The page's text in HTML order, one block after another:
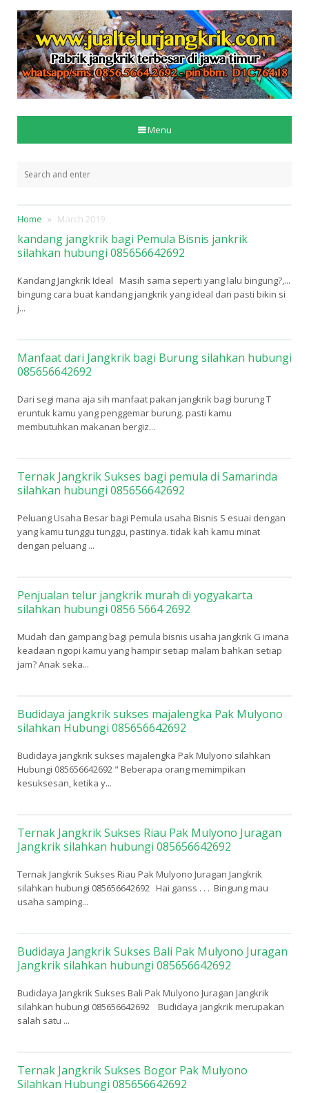
Menu
Home March 2019
kandang jangkrik bagi Pemula Bisnis jankrik
silahkan hubungi 085656642692
Kandang Jangkrik Ideal Masih sama seperti yang lalu bingung?,...
bingung cara buat kandang jangkrik yang ideal dan pasti bikin si
j...
Manfaat dari Jangkrik bagi Burung silahkan hubungi
085656642692
Dari segi mana aja sih manfaat pakan jangkrik bagi burung T
eruntuk kamu yang penggemar burung. pasti kamu
membutuhkan makanan bergiz...
Ternak Jangkrik Sukses bagi pemula di Samarinda
silahkan hubungi 085656642692
Peluang Usaha Besar bagi Pemula usaha Bisnis S esuai dengan
yang kamu tunggu tunggu, pastinya. tidak kah kamu minat
dengan peluang ...
Penjualan telur jangkrik murah di yogyakarta
silahkan hubungi 0856 5664 2692
Mudah dan gampang bagi pemula bisnis usaha jangkrik G imana
keadaan ngopi kamu yang hampir setiap malam bahkan setiap
jam? Anak seka...
Budidaya jangkrik sukses majalengka Pak Mulyono
silahkan Hubungi 085656642692
Budidaya jangkrik sukses majalengka Pak Mulyono silahkan
Hubungi 085656642692 " Beberapa orang memimpikan
kesuksesan, ketika y...
Ternak Jangkrik Sukses Riau Pak Mulyono Juragan
Jangkrik silahkan hubungi 085656642692
Ternak Jangkrik Sukses Riau Pak Mulyono Juragan Jangkrik
silahkan hubungi 085656642692 Hai ganss . . . Bingung mau
usaha samping...
Budidaya Jangkrik Sukses Bali Pak Mulyono Juragan
Jangkrik silahkan hubungi 085656642692
Budidaya Jangkrik Sukses Bali Pak Mulyono Juragan Jangkrik
silahkan hubungi 085656642692 Budidaya jangkrik merupakan
salah satu ...
Ternak Jangkrik Sukses Bogor Pak Mulyono
Silahkan Hubungi 085656642692